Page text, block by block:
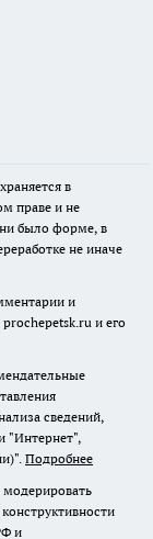
в
праве и не
было форме, в
не иначе
и
и его
сведений,
"Интернет",
Подробнее
модерировать
и